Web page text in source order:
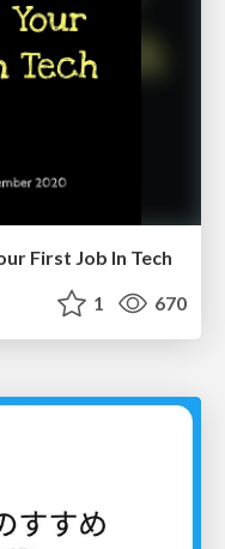
First Job In Tech
1 670